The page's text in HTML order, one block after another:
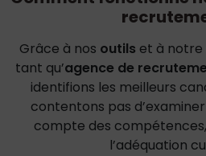
Grâce à nos outils et à notre
tant qu’agence de
identifions les meilleurs
contentons pas
compte des
l’adéquation